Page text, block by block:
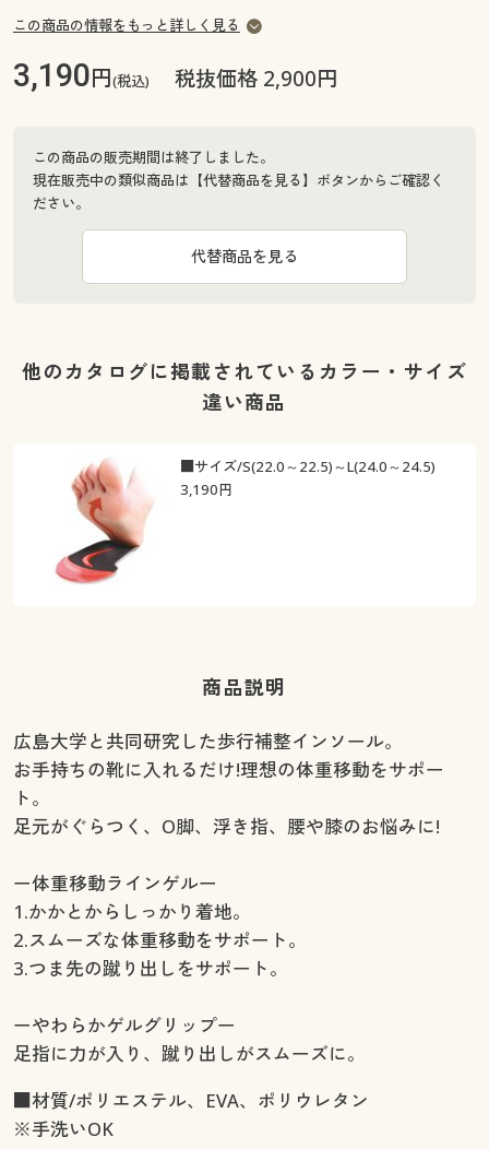
ご利用ガイド
よくある質問とお問い合わせ
この商品の情報をもっと詳しく見る
3,190円(税込) 税抜価格 2,900円
この商品の販売期間は終了しました。
現在販売中の類似商品は【代替商品を見る】ボタンからご確認く
ださい。
代替商品を見る
他のカタログに掲載されているカラー・サイズ
違い商品
3,190円
■サイズ/S(22.0～22.5)～L(24.0～24.5)
商品説明
広島大学と共同研究した歩行補整インソール。
お手持ちの靴に入れるだけ!理想の体重移動をサポー
ト。
足元がぐらつく、O脚、浮き指、腰や膝のお悩みに!
ー体重移動ラインゲルー
1.かかとからしっかり着地。
2.スムーズな体重移動をサポート。
3.つま先の蹴り出しをサポート。
ーやわらかゲルグリップー
足指に力が入り、蹴り出しがスムーズに。
■材質/ポリエステル、EVA、ポリウレタン
※手洗いOK